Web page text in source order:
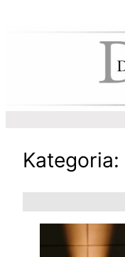
Kategoria: